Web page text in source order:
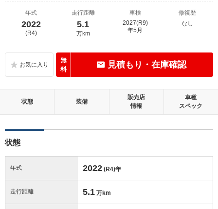
年式
2022
(R4)
走行距離
5.1
万km
車検
2027(R9)
年5月
修復歴
なし
無
料
見積もり・在庫確認
状態 装備
販売店
情報
車種
スペック
状態
年式 2022 (R4)年
走行距離 5.1 万km